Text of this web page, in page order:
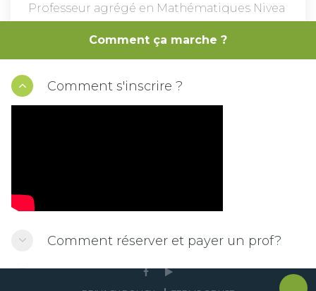
Professeur agrégé en Mathématiques Nivea
sien Mission = de la 6eme a la terminal (spé
2020 © TOT. Crafted with ♥ by kusa
Comment ça marche ?
Comment s'inscrire ?
Comment réserver et payer un prof?
Comment commencer ma seance en